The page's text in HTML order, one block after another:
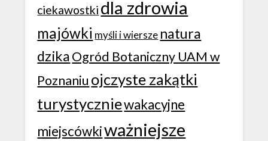
ciekawostki dla zdrowia
majówki myśli i wiersze natura
dzikaOgród Botaniczny UAM w
Poznaniu ojczyste zakątki
turystyczniewakacyjne
miejscówkiważniejsze